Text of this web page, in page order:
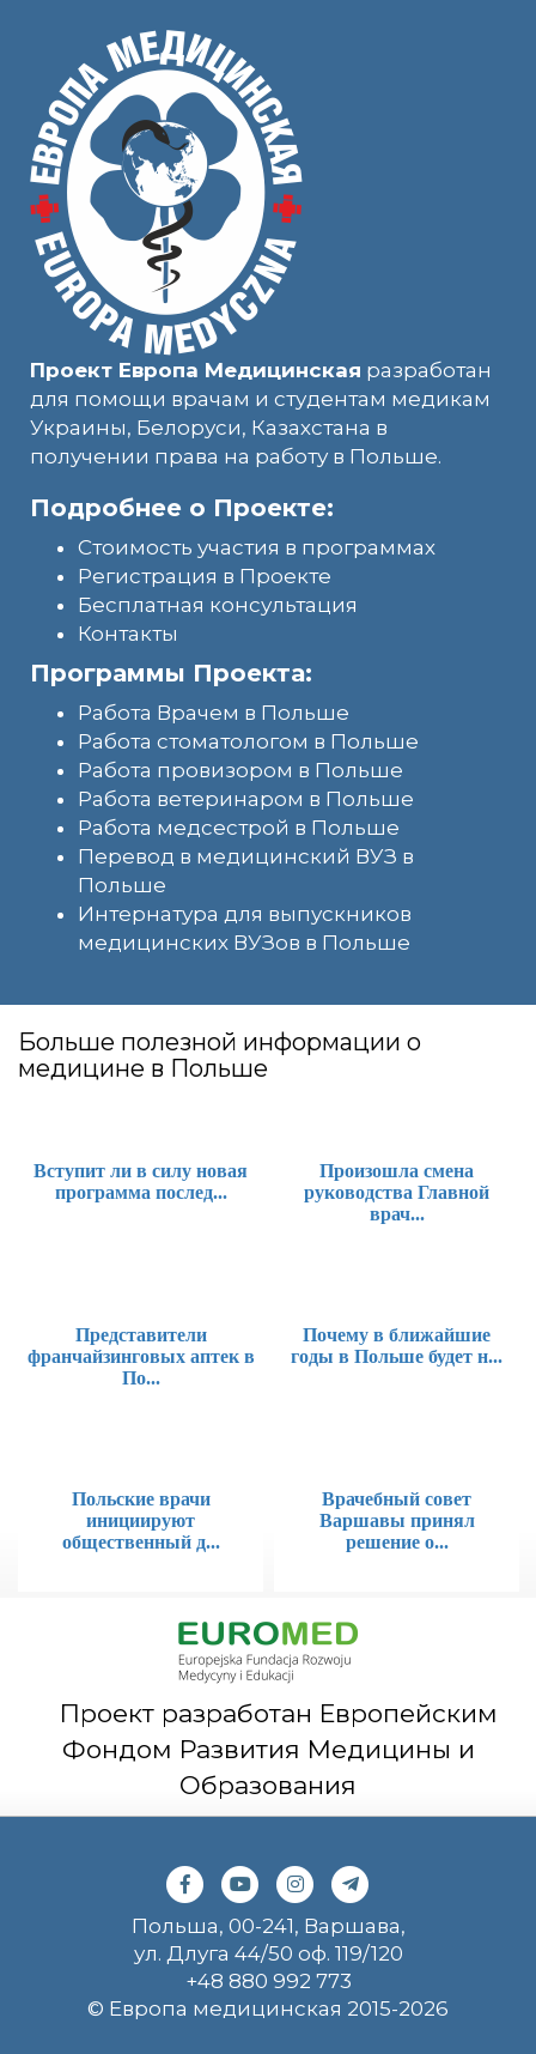
Проект Европа Медицинская разработан
для помощи врачам и студентам медикам
Украины, Белоруси, Казахстана в
получении права на работу в Польше.
Подробнее о Проекте:
Стоимость участия в программах
Регистрация в Проекте
Бесплатная консультация
Контакты
Программы Проекта:
Работа Врачем в Польше
Работа стоматологом в Польше
Работа провизором в Польше
Работа ветеринаром в Польше
Работа медсестрой в Польше
Перевод в медицинский ВУЗ в
Польше
Интернатура для выпускников
медицинских ВУЗов в Польше
Больше полезной информации о
медицине в Польше
Вступит ли в силу новая
программа послед...
Произошла смена
руководства Главной
врач...
Представители
франчайзинговых аптек в
По...
Почему в ближайшие
годы в Польше будет н...
Польские врачи
инициируют
общественный д...
Врачебный совет
Варшавы принял
решение о...
Проект разработан Европейским
Фондом Развития Медицины и
Образования
Польша, 00-241, Варшава,
ул. Длуга 44/50 оф. 119/120
+48 880 992 773
© Европа медицинская 2015-2026